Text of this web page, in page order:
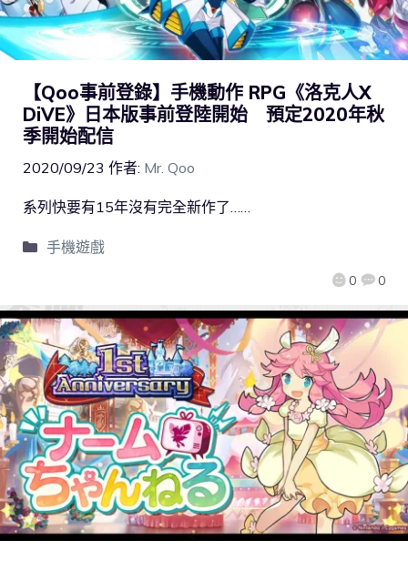
【Qoo事前登錄】手機動作 RPG《洛克人X
DiVE》日本版事前登陸開始 預定2020年秋
季開始配信
2020/09/23 作者: Mr. Qoo
0 0
系列快要有15年沒有完全新作了……
手機遊戲